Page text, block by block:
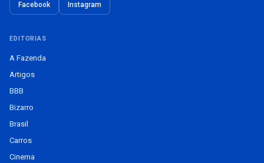
Facebook Instagram
EDITORIAS
A Fazenda
Artigos
BBB
Bizarro
Brasil
Carros
Cinema